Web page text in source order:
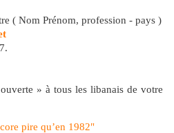
( Nom Prénom, profession - pays )
» à tous les libanais de votre
pire qu’en 1982"